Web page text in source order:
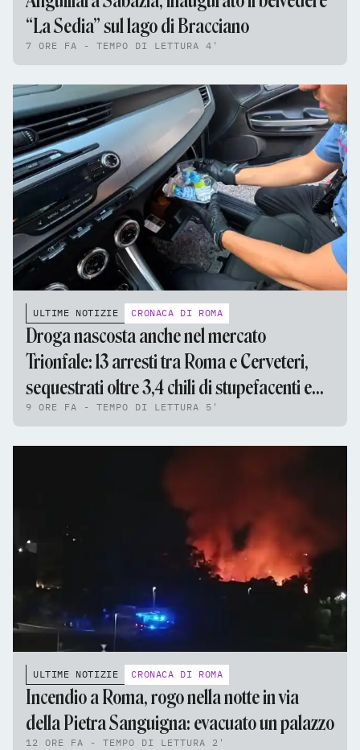
“La Sedia” sul lago di Bracciano
7 ORE FA - TEMPO DI LETTURA 4'
ULTIME NOTIZIE CRONACA DI ROMA
Droga nascosta anche nel mercato
Trionfale: 13 arresti tra Roma e Cerveteri,
sequestrati oltre 3,4 chili di stupefacenti e
95mila euro
9 ORE FA - TEMPO DI LETTURA 5'
ULTIME NOTIZIE CRONACA DI ROMA
Incendio a Roma, rogo nella notte in via
della Pietra Sanguigna: evacuato un palazzo
12 ORE FA - TEMPO DI LETTURA 2'